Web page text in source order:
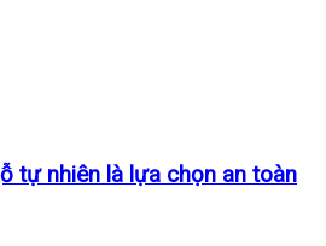
tự nhiên là lựa chọn an toàn